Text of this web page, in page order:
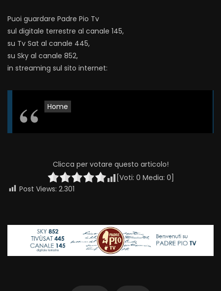
Puoi guardare Padre Pio Tv
sul digitale terrestre al canale 145,
su Tv Sat al canale 445,
su Sky al canale 852,
in streaming sul sito internet:
Home
Clicca per votare questo articolo!
[Voti: 0 Media: 0]
Post Views: 2.301